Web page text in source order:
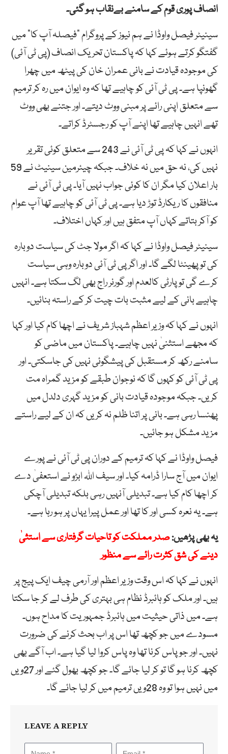
انصاف پوری قوم کے سامنے بےنقاب ہو گئی۔
سینیٹر فیصل واوڈا نے ہم نیوز کے پروگرام “فیصلہ آپ کا” میں
گفتگو کرتے ہوئے کہا کہ پاکستان تحریک انصاف (پی ٹی آئی)
کی موجودہ قیادت نے بانی عمران خان کی پیٹھ میں چھرا
گھونپا ہے۔ پی ٹی آئی کو چاہیے تھا کہ وہ ایوان میں رہ کر ترمیم
سے متعلق اپنی رائے پر مبنی ووٹ دیتے۔ اور جتنے بھی ووٹ
تھے انہیں چاہیے تھا اپنے آپ کو رجسٹرڈ کراتے۔
انہوں نے کہا کہ پی ٹی آئی نے 243 سے متعلق کوئی تقریر
نہیں کی، نہ حق میں نہ خلاف۔ جبکہ چیئرمین سینیٹ نے 59
بار اعلان کیا مگر ان کا کوئی جواب نہیں آیا۔ پی ٹی آئی نے
منافقوں کا ریکارڈ توڑ دیا ہے۔ پی ٹی آئی کو چاہیے تھا آپ عوام
کو آکر بتاتے کہاں آپ متفق ہیں اور کہاں اختلاف۔
سینیٹر فیصل واوڈا نے کہا کہ اگر مولا جٹ کی سیاست دوبارہ
کی تو پھینٹا لگے گا۔ اور اگر پی ٹی آئی دوبارہ وہی سیاست
کرے گی تو پارٹی کالعدم اور گورنر راج بھی لگ سکتا ہے۔ انہیں
چاہیے بانی کے لیے مثبت بات چیت کر کے راستہ بنائیں۔
انہوں نے کہا کہ وزیر اعظم شہباز شریف نے اچھا کام کیا اور کہا
کہ مجھے استثنیٰ نہیں چاہیے۔ پاکستان میں ماضی کو
سامنے رکھ کر مستقبل کی پیشگوئی نہیں کی جاسکتی۔ اور
پی ٹی آئی کو کہوں گا کہ نوجوان طبقے کو مزید گمراہ مت
کریں۔ جبکہ موجودہ قیادت بانی کو مزید گہری دلدل میں
پھنسا رہی ہے۔ بانی پر اتنا ظلم نہ کریں کہ ان کے لیے راستے
مزید مشکل ہو جائیں۔
فیصل واوڈا نے کہا کہ ترمیم کے دوران پی ٹی آئی نے پورے
ایوان میں آج سارا ڈرامہ کیا۔ اور سیف اللہ ابڑو نے استعفیٰ دے
کر اچھا کام کیا ہے۔ تبدیلی آنہیں رہی بلکہ تبدیلی آچکی
ہے۔ یہ نعرہ کسی اور کا تھا اور عمل پیرا یہاں پر ہو رہا ہے۔
یہ بھی پڑھیں:صدر مملکت کو تاحیات گرفتاری سے استثیٰ
دینے کی شق کثرت رائے سے منظور
انہوں نے کہا کہ اس وقت وزیر اعظم اور آرمی چیف ایک پیج پر
ہیں۔ اور ملک کو ہائبرڈ نظام ہی بہتری کی طرف لے کر جا سکتا
ہے۔ میں ذاتی حیثیت میں ہائبرڈ جمہوریت کا مداح ہوں۔
مسودے میں جو کچھ تھا اس پر اب بحث کرنے کی ضرورت
نہیں۔ اور جو پاس کرنا تھا وہ پاس کروا لیا گیا ہے۔ اب آگے بھی
کچھ کرنا ہو گا تو کر لیا جائے گا۔ جو کچھ بھول گئے اور 27ویں
میں نہیں ہوا تو وہ 28ویں ترمیم میں کر لیا جائے گا۔
LEAVE A REPLY